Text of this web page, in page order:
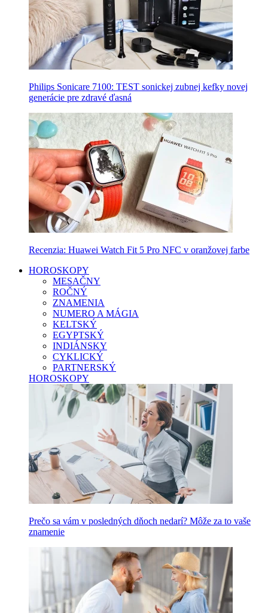
Philips Sonicare 7100: TEST sonickej zubnej kefky novej
generácie pre zdravé ďasná
Recenzia: Huawei Watch Fit 5 Pro NFC v oranžovej farbe
HOROSKOPY
MESAČNY
ROČNÝ
ZNAMENIA
NUMERO A MÁGIA
KELTSKÝ
EGYPTSKÝ
INDIÁNSKY
CYKLICKÝ
PARTNERSKÝ
HOROSKOPY
Prečo sa vám v posledných dňoch nedarí? Môže za to vaše
znamenie